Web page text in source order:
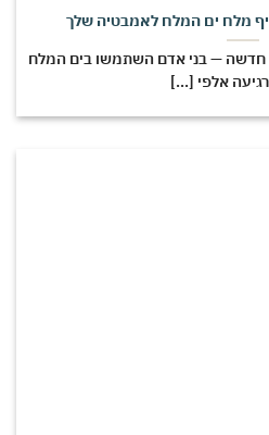
— בני אדם השתמשו בים המלח
אלפי [...]